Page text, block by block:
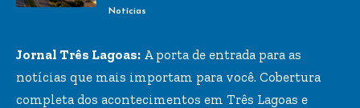
Notícias
Jornal Três Lagoas: A porta de entrada para as
notícias que mais importam para você. Cobertura
completa dos acontecimentos em Três Lagoas e